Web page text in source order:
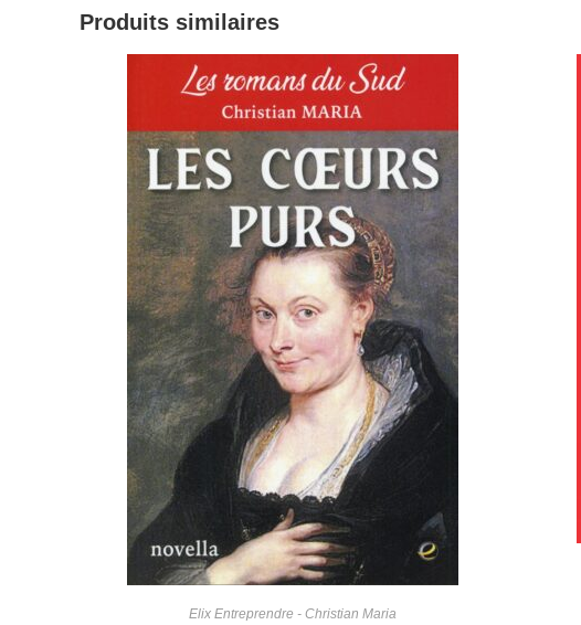
Produits similaires
Elix Entreprendre - Christian Maria